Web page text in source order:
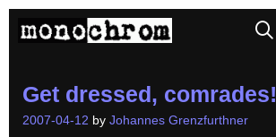
Get dressed, comrades!
2007-04-12 by Johannes Grenzfurthner